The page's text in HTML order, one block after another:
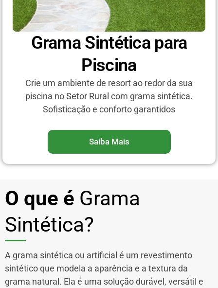
Grama Sintética para
Piscina
Crie um ambiente de resort ao redor da sua
piscina no Setor Rural com grama sintética.
Sofisticação e conforto garantidos
Saiba Mais
O que é Grama
Sintética?
A grama sintética ou artificial é um revestimento
sintético que modela a aparência e a textura da
grama natural. Ela é uma solução durável, versátil e